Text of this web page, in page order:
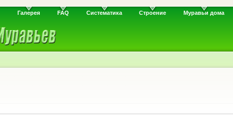
Галерея FAQ Систематика Строение Муравьи дома